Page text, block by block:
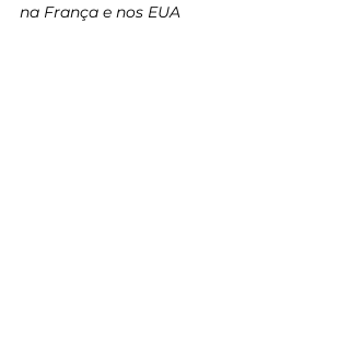
na França e nos EUA